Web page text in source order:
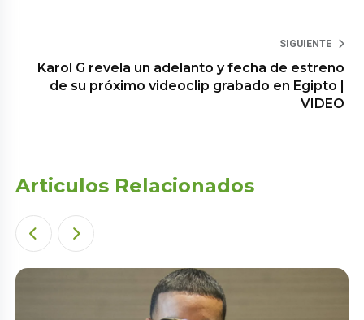
SIGUIENTE
Karol G revela un adelanto y fecha de estreno
de su próximo videoclip grabado en Egipto |
VIDEO
Articulos Relacionados